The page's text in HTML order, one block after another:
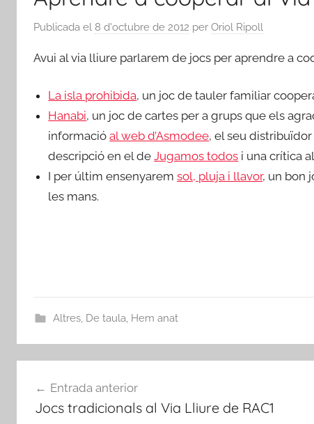
Publicada el 8 d'octubre de 2012 per Oriol Ripoll
Avui al via lliure parlarem de jocs per aprendre a
La isla prohibida, un joc de tauler familiar
Hanabi, un joc de cartes per a grups que els
informacióal web d’Asmodee, el seu distribuïdor
descripció en el deJugamos todos i una crítica
I per últim ensenyaremsol, pluja i llavor, un bon
les mans.
Altres, De taula, Hem anat
d'entrades
Entrada anterior
Jocs tradicionals al Via Lliure de RAC1